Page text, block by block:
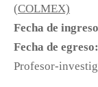
(COLMEX)
Fecha de
Fecha de egreso:
Profesor-